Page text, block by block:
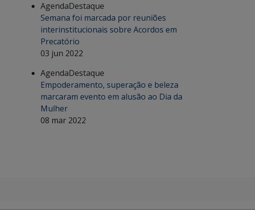
AgendaDestaque
Semana foi marcada por reuniões
interinstitucionais sobre Acordos em
Precatório
03 jun 2022
AgendaDestaque
Empoderamento, superação e beleza
marcaram evento em alusão ao Dia da
Mulher
08 mar 2022